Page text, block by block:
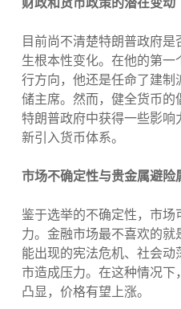
财政和货币政策的潜在变动
目前尚不清楚特朗普政府
生根本性变化。在他的第
行方向，他还是任命了建制
储主席。然而，健全货币的
特朗普政府中获得一些影响
新引入货币体系。
市场不确定性与贵金属避险
鉴于选举的不确定性，市场
力。金融市场最不喜欢的
能出现的宪法危机、社会
市造成压力。在这种情况
凸显，价格有望上涨。